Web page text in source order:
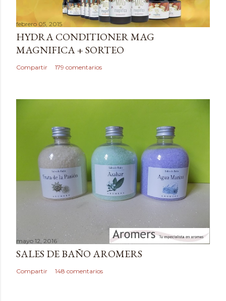
a
r
u
n
c
o
febrero 05, 2015
HYDRA CONDITIONER MAG
MAGNIFICA + SORTEO
Compartir 179 comentarios
mayo 12, 2016
SALES DE BAÑO AROMERS
Compartir 148 comentarios